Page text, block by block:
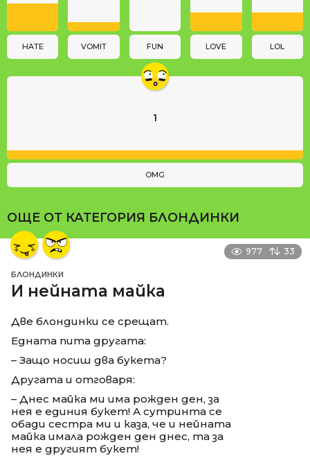
o
HATE VOMIT FUN LOVE LOL
1
OMG
ОЩЕ ОТ КАТЕГОРИЯ БЛОНДИНКИ
977 33
БЛОНДИНКИ
И нейната майка
Две блондинки се срещат.
Едната пита другата:
– Защо носиш два букета?
Другата и отговаря:
– Днес майка ми има рожден ден, за
нея е единия букет! А сутринта се
обади сестра ми и каза, че и нейната
майка имала рожден ден днес, та за
нея е другият букет!